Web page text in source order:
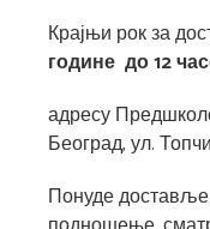
Крајњи рок за
године до 12
адресу
Београд, ул.
Понуде